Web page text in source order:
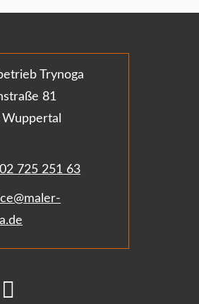
Trynoga
81
725 251 63